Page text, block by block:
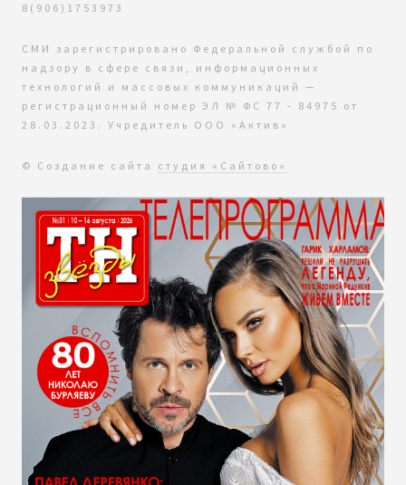
8(906)1753973
СМИ зарегистрировано Федеральной службой по
надзору в сфере связи, информационных
технологий и массовых коммуникаций —
регистрационный номер ЭЛ № ФС 77 - 84975 от
28.03.2023. Учредитель ООО «Актив»
© Создание сайта студия «Сайтово»